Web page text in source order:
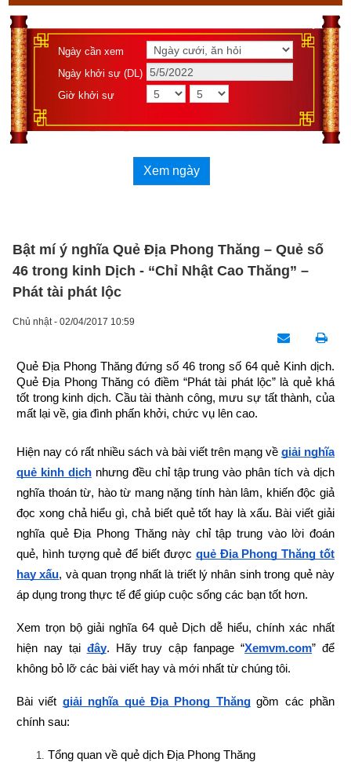
Ngày cần xem
Ngày khởi sự (DL)
Giờ khởi sự
Xem ngày
Bật mí ý nghĩa Quẻ Địa Phong Thăng – Quẻ số
46 trong kinh Dịch - “Chỉ Nhật Cao Thăng” –
Phát tài phát lộc
Chủ nhật - 02/04/2017 10:59
Quẻ Địa Phong Thăng đứng số 46 trong số 64 quẻ Kinh dịch.
Quẻ Địa Phong Thăng có điềm “Phát tài phát lộc” là quẻ khá
tốt trong kinh dịch. Cầu tài thành công, mưu sự tất thành, của
mất lại về, gia đình phấn khởi, chức vụ lên cao.
Hiện nay có rất nhiều sách và bài viết trên mạng về giải nghĩa
quẻ kinh dịch nhưng đều chỉ tập trung vào phân tích và dịch
nghĩa thoán từ, hào từ mang nặng tính hàn lâm, khiến độc giả
đọc xong chả hiểu gì, chả biết quẻ tốt hay là xấu. Bài viết giải
nghĩa quẻ Địa Phong Thăng này chỉ tập trung vào lời đoán
quẻ, hình tượng quẻ để biết được quẻ Địa Phong Thăng tốt
hay xấu, và quan trọng nhất là triết lý nhân sinh trong quẻ này
áp dụng trong thực tế để giúp cuộc sống các bạn tốt hơn.
Xem trọn bộ giải nghĩa 64 quẻ Dịch dễ hiểu, chính xác nhất
hiện nay tại đây. Hãy truy cập fanpage “Xemvm.com” để
không bỏ lỡ các bài viết hay và mới nhất từ chúng tôi.
Bài viết giải nghĩa quẻ Địa Phong Thăng gồm các phần
chính sau:
Tổng quan về quẻ dịch Địa Phong Thăng